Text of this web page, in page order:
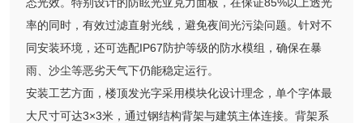
率的同时，有效过滤直射光线，避免夜间光污染问题。针对不
同安装环境，还可选配IP67防护等级的防水模组，确保在暴
雨、沙尘等恶劣天气下仍能稳定运行。
安装工艺方面，楼顶发光字采用模块化设计理念，单个字体最
大尺寸可达3×3米，通过钢结构背架与建筑主体连接。背架系